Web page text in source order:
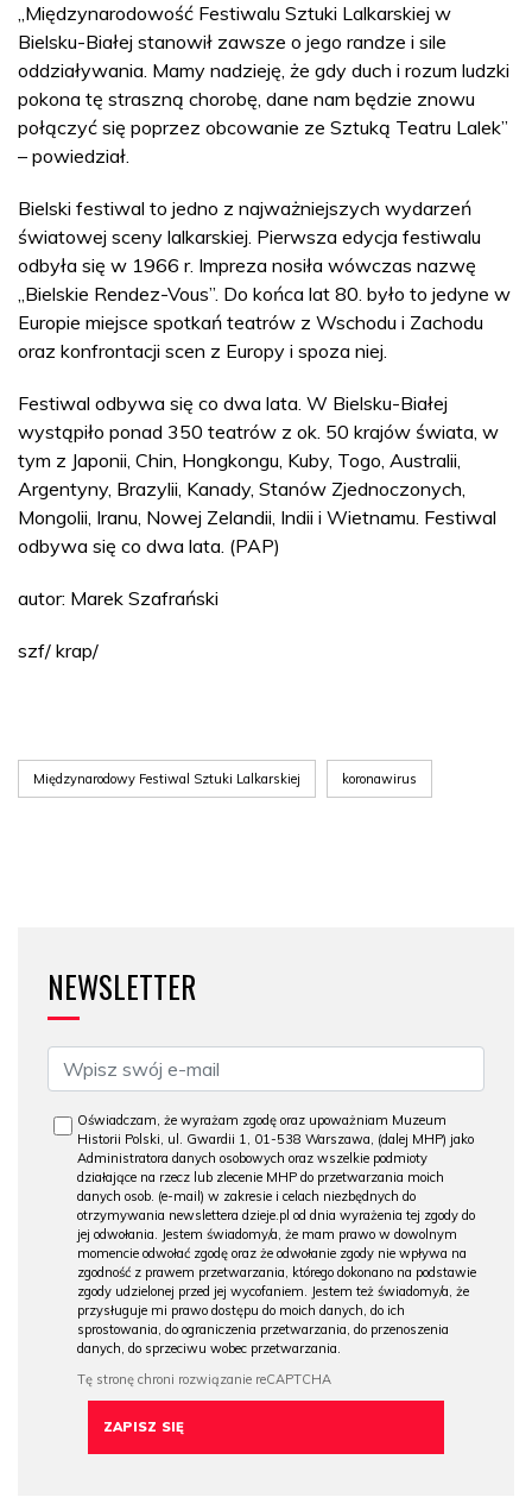
„Międzynarodowość Festiwalu Sztuki Lalkarskiej w
Bielsku-Białej stanowił zawsze o jego randze i sile
oddziaływania. Mamy nadzieję, że gdy duch i rozum ludzki
pokona tę straszną chorobę, dane nam będzie znowu
połączyć się poprzez obcowanie ze Sztuką Teatru Lalek”
– powiedział.
Bielski festiwal to jedno z najważniejszych wydarzeń
światowej sceny lalkarskiej. Pierwsza edycja festiwalu
odbyła się w 1966 r. Impreza nosiła wówczas nazwę
„Bielskie Rendez-Vous”. Do końca lat 80. było to jedyne w
Europie miejsce spotkań teatrów z Wschodu i Zachodu
oraz konfrontacji scen z Europy i spoza niej.
Festiwal odbywa się co dwa lata. W Bielsku-Białej
wystąpiło ponad 350 teatrów z ok. 50 krajów świata, w
tym z Japonii, Chin, Hongkongu, Kuby, Togo, Australii,
Argentyny, Brazylii, Kanady, Stanów Zjednoczonych,
Mongolii, Iranu, Nowej Zelandii, Indii i Wietnamu. Festiwal
odbywa się co dwa lata. (PAP)
autor: Marek Szafrański
szf/ krap/
Międzynarodowy Festiwal Sztuki Lalkarskiej koronawirus
NEWSLETTER
Oświadczam, że wyrażam zgodę oraz upoważniam Muzeum
Historii Polski, ul. Gwardii 1, 01-538 Warszawa, (dalej MHP) jako
Administratora danych osobowych oraz wszelkie podmioty
działające na rzecz lub zlecenie MHP do przetwarzania moich
danych osob. (e-mail) w zakresie i celach niezbędnych do
otrzymywania newslettera dzieje.pl od dnia wyrażenia tej zgody do
jej odwołania. Jestem świadomy/a, że mam prawo w dowolnym
momencie odwołać zgodę oraz że odwołanie zgody nie wpływa na
zgodność z prawem przetwarzania, którego dokonano na podstawie
zgody udzielonej przed jej wycofaniem. Jestem też świadomy/a, że
przysługuje mi prawo dostępu do moich danych, do ich
sprostowania, do ograniczenia przetwarzania, do przenoszenia
danych, do sprzeciwu wobec przetwarzania.